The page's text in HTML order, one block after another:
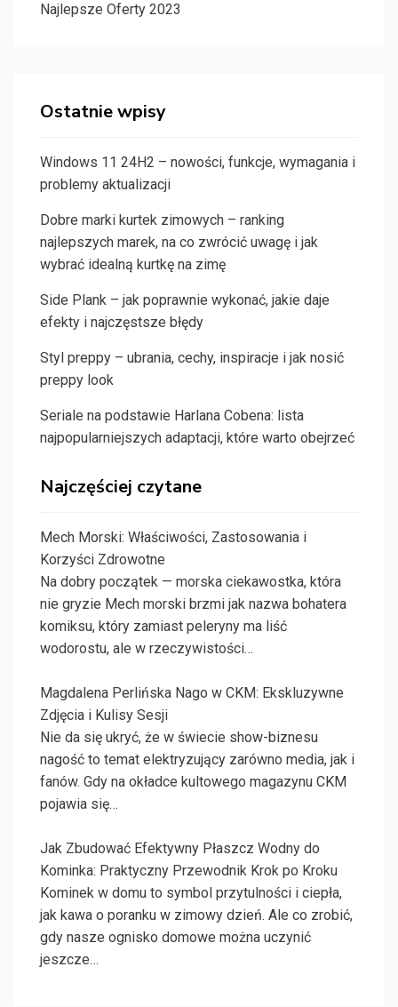
Najlepsze Oferty 2023
Ostatnie wpisy
Windows 11 24H2 – nowości, funkcje, wymagania i
problemy aktualizacji
Dobre marki kurtek zimowych – ranking
najlepszych marek, na co zwrócić uwagę i jak
wybrać idealną kurtkę na zimę
Side Plank – jak poprawnie wykonać, jakie daje
efekty i najczęstsze błędy
Styl preppy – ubrania, cechy, inspiracje i jak nosić
preppy look
Seriale na podstawie Harlana Cobena: lista
najpopularniejszych adaptacji, które warto obejrzeć
Najczęściej czytane
Mech Morski: Właściwości, Zastosowania i
Korzyści Zdrowotne
Na dobry początek — morska ciekawostka, która
nie gryzie Mech morski brzmi jak nazwa bohatera
komiksu, który zamiast peleryny ma liść
wodorostu, ale w rzeczywistości…
Magdalena Perlińska Nago w CKM: Ekskluzywne
Zdjęcia i Kulisy Sesji
Nie da się ukryć, że w świecie show-biznesu
nagość to temat elektryzujący zarówno media, jak i
fanów. Gdy na okładce kultowego magazynu CKM
pojawia się…
Jak Zbudować Efektywny Płaszcz Wodny do
Kominka: Praktyczny Przewodnik Krok po Kroku
Kominek w domu to symbol przytulności i ciepła,
jak kawa o poranku w zimowy dzień. Ale co zrobić,
gdy nasze ognisko domowe można uczynić
jeszcze…